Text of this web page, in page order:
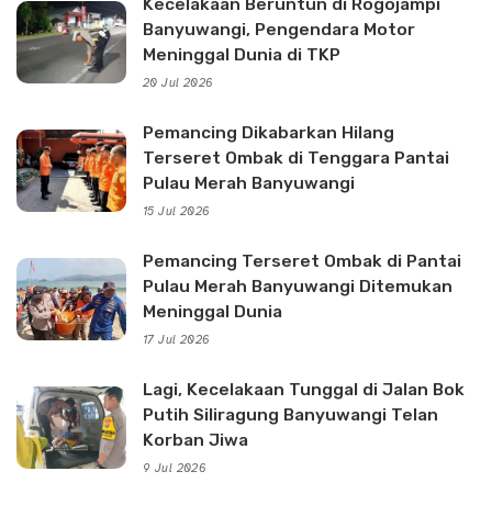
Banyuwangi, Pengendara Motor
Meninggal Dunia di TKP
20 Jul 2026
Pemancing Dikabarkan Hilang
Terseret Ombak di Tenggara Pantai
Pulau Merah Banyuwangi
15 Jul 2026
Pemancing Terseret Ombak di Pantai
Pulau Merah Banyuwangi Ditemukan
Meninggal Dunia
17 Jul 2026
Lagi, Kecelakaan Tunggal di Jalan Bok
Putih Siliragung Banyuwangi Telan
Korban Jiwa
9 Jul 2026